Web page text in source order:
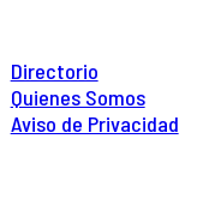
Directorio
Quienes Somos
Aviso de Privacidad